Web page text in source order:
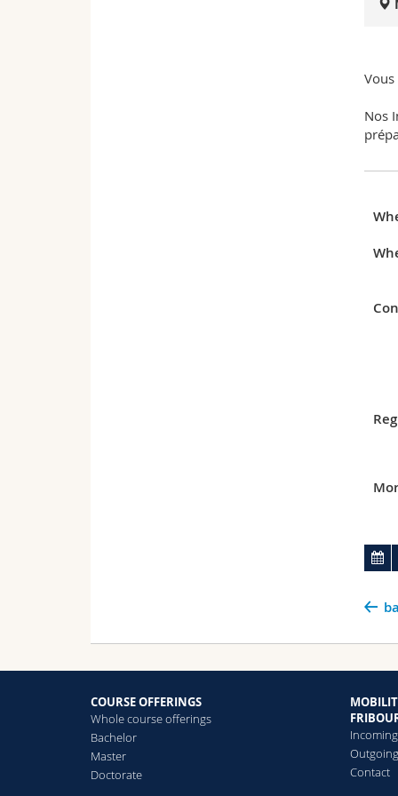
Nos
COURSE OFFERINGS
Whole course offerings
Bachelor
Master
Doctorate
Incoming
Contact